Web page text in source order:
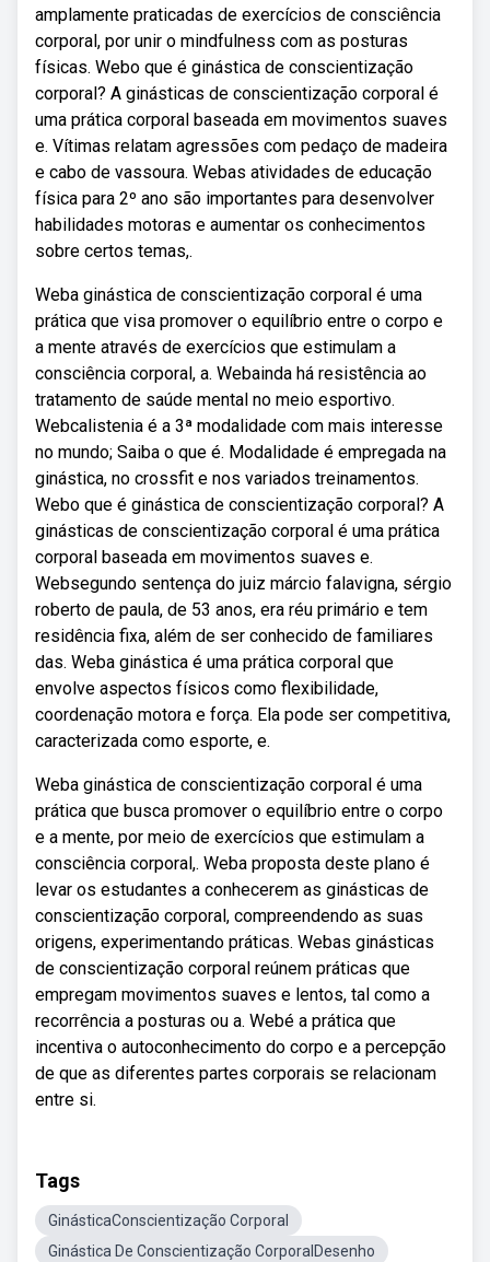
amplamente praticadas de exercícios de consciência
corporal, por unir o mindfulness com as posturas
físicas. Webo que é ginástica de conscientização
corporal? A ginásticas de conscientização corporal é
uma prática corporal baseada em movimentos suaves
e. Vítimas relatam agressões com pedaço de madeira
e cabo de vassoura. Webas atividades de educação
física para 2º ano são importantes para desenvolver
habilidades motoras e aumentar os conhecimentos
sobre certos temas,.
Weba ginástica de conscientização corporal é uma
prática que visa promover o equilíbrio entre o corpo e
a mente através de exercícios que estimulam a
consciência corporal, a. Webainda há resistência ao
tratamento de saúde mental no meio esportivo.
Webcalistenia é a 3ª modalidade com mais interesse
no mundo; Saiba o que é. Modalidade é empregada na
ginástica, no crossfit e nos variados treinamentos.
Webo que é ginástica de conscientização corporal? A
ginásticas de conscientização corporal é uma prática
corporal baseada em movimentos suaves e.
Websegundo sentença do juiz márcio falavigna, sérgio
roberto de paula, de 53 anos, era réu primário e tem
residência fixa, além de ser conhecido de familiares
das. Weba ginástica é uma prática corporal que
envolve aspectos físicos como flexibilidade,
coordenação motora e força. Ela pode ser competitiva,
caracterizada como esporte, e.
Weba ginástica de conscientização corporal é uma
prática que busca promover o equilíbrio entre o corpo
e a mente, por meio de exercícios que estimulam a
consciência corporal,. Weba proposta deste plano é
levar os estudantes a conhecerem as ginásticas de
conscientização corporal, compreendendo as suas
origens, experimentando práticas. Webas ginásticas
de conscientização corporal reúnem práticas que
empregam movimentos suaves e lentos, tal como a
recorrência a posturas ou a. Webé a prática que
incentiva o autoconhecimento do corpo e a percepção
de que as diferentes partes corporais se relacionam
entre si.
Tags
GinásticaConscientização Corporal
Ginástica De Conscientização CorporalDesenho